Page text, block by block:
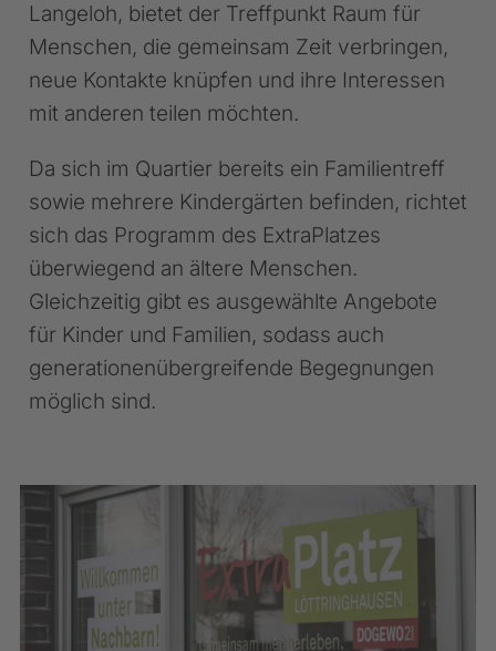
Langeloh, bietet der Treffpunkt Raum für
Menschen, die gemeinsam Zeit verbringen,
neue Kontakte knüpfen und ihre Interessen
mit anderen teilen möchten.
Da sich im Quartier bereits ein Familientreff
sowie mehrere Kindergärten befinden, richtet
sich das Programm des ExtraPlatzes
überwiegend an ältere Menschen.
Gleichzeitig gibt es ausgewählte Angebote
für Kinder und Familien, sodass auch
generationenübergreifende Begegnungen
möglich sind.